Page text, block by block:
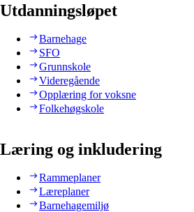
Utdanningsløpet
Barnehage
SFO
Grunnskole
Videregående
Opplæring for voksne
Folkehøgskole
Læring og inkludering
Rammeplaner
Læreplaner
Barnehagemiljø